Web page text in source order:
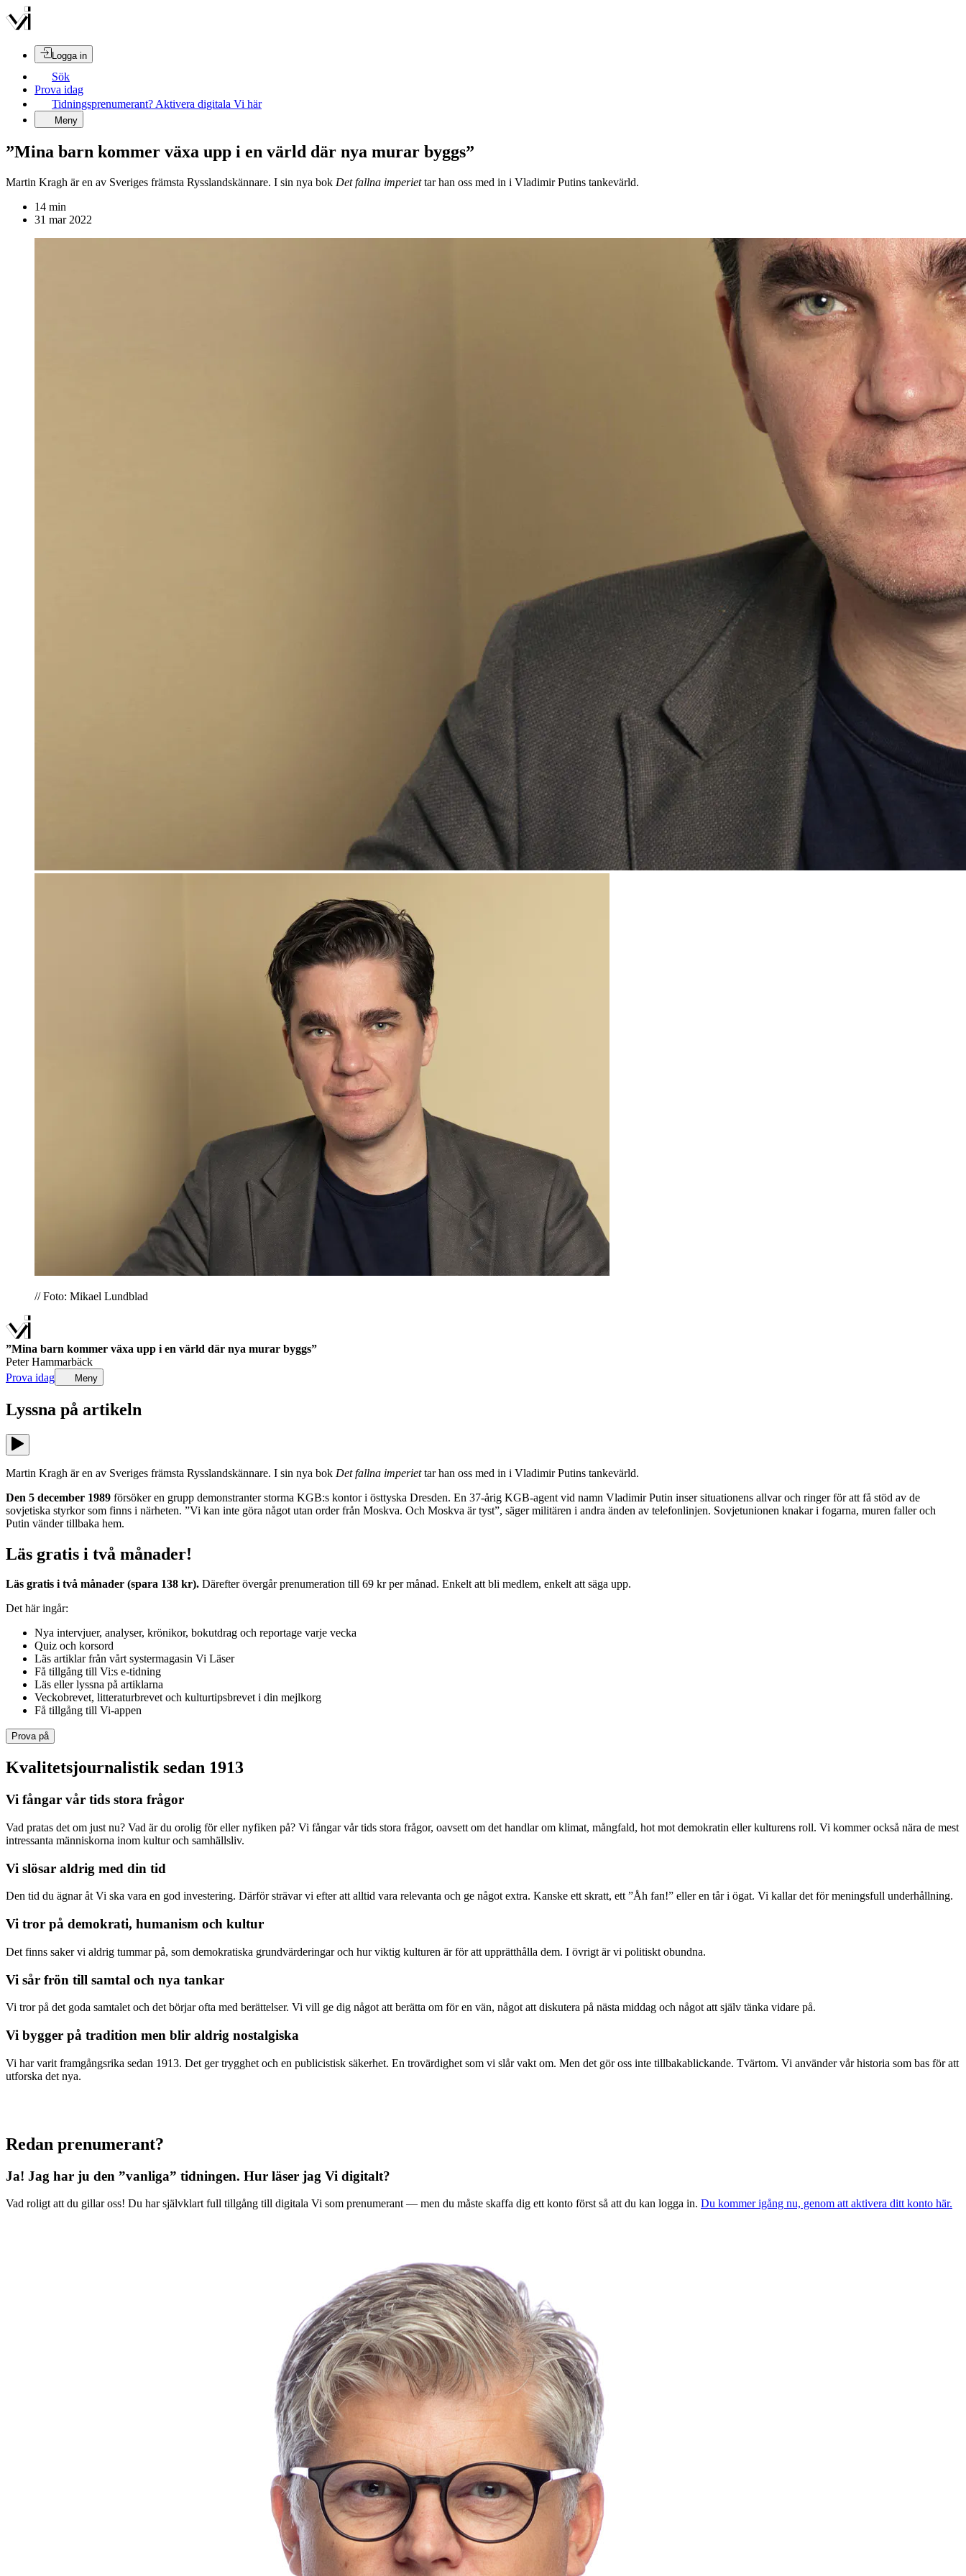
Logga in
Sök
Prova idag
Tidningsprenumerant? Aktivera digitala Vi här
Meny
”Mina barn kommer växa upp i en värld där nya murar byggs”
Martin Kragh är en av Sveriges främsta Rysslandskännare. I sin nya bok Det fallna imperiettar han oss med in i Vladimir Putins tankevärld.
14 min
31 mar 2022
// Foto: Mikael Lundblad
”Mina barn kommer växa upp i en värld där nya murar byggs”
Peter Hammarbäck
Prova idag
Meny
Lyssna på artikeln
Martin Kragh är en av Sveriges främsta Rysslandskännare. I sin nya bok Det fallna imperiettar han oss med in i Vladimir Putins tankevärld.
Den 5 december 1989 försöker en grupp demonstranter storma KGB:s kontor i östtyska Dresden. En 37-årig KGB-agent vid namn Vladimir Putin inser situationens allvar och ringer för att få stöd av de
sovjetiska styrkor som finns i närheten. ”Vi kan inte göra något utan order från Moskva. Och Moskva är tyst”, säger militären i andra änden av telefonlinjen. Sovjetunionen knakar i fogarna, muren faller och
Putin vänder tillbaka hem.
Läs gratis i två månader!
Läs gratis i två månader (spara 138 kr). Därefter övergår prenumeration till 69 kr per månad. Enkelt att bli medlem, enkelt att säga upp.
Det här ingår:
Nya intervjuer, analyser, krönikor, bokutdrag och reportage varje vecka
Quiz och korsord
Läs artiklar från vårt systermagasin Vi Läser
Få tillgång till Vi:s e-tidning
Läs eller lyssna på artiklarna
Veckobrevet, litteraturbrevet och kulturtipsbrevet i din mejlkorg
Få tillgång till Vi-appen
Prova på
Kvalitetsjournalistik sedan 1913
Vi fångar vår tids stora frågor
Vad pratas det om just nu? Vad är du orolig för eller nyfiken på? Vi fångar vår tids stora frågor, oavsett om det handlar om klimat, mångfald, hot mot demokratin eller kulturens roll. Vi kommer också nära de mest
intressanta människorna inom kultur och samhällsliv.
Vi slösar aldrig med din tid
Den tid du ägnar åt Vi ska vara en god investering. Därför strävar vi efter att alltid vara relevanta och ge något extra. Kanske ett skratt, ett ”Åh fan!” eller en tår i ögat. Vi kallar det för meningsfull underhållning.
Vi tror på demokrati, humanism och kultur
Det finns saker vi aldrig tummar på, som demokratiska grundvärderingar och hur viktig kulturen är för att upprätthålla dem. I övrigt är vi politiskt obundna.
Vi sår frön till samtal och nya tankar
Vi tror på det goda samtalet och det börjar ofta med berättelser. Vi vill ge dig något att berätta om för en vän, något att diskutera på nästa middag och något att själv tänka vidare på.
Vi bygger på tradition men blir aldrig nostalgiska
Vi har varit framgångsrika sedan 1913. Det ger trygghet och en publicistisk säkerhet. En trovärdighet som vi slår vakt om. Men det gör oss inte tillbakablickande. Tvärtom. Vi använder vår historia som bas för att
utforska det nya.
Redan prenumerant?
Ja! Jag har ju den ”vanliga” tidningen. Hur läser jag Vi digitalt?
Vad roligt att du gillar oss! Du har självklart full tillgång till digitala Vi som prenumerant — men du måste skaffa dig ett konto först så att du kan logga in. Du kommer igång nu, genom att aktivera ditt konto här.